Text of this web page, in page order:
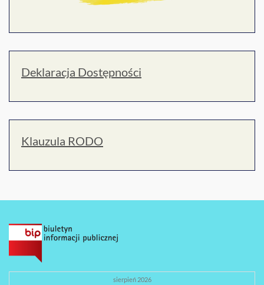
Deklaracja Dostępności
Klauzula RODO
sierpień 2026